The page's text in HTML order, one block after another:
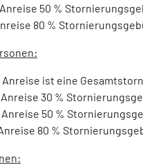
Anreise 50 %
80 %
Anreise ist eine
Anreise 30 %
Anreise 50 %
Anreise 80 %